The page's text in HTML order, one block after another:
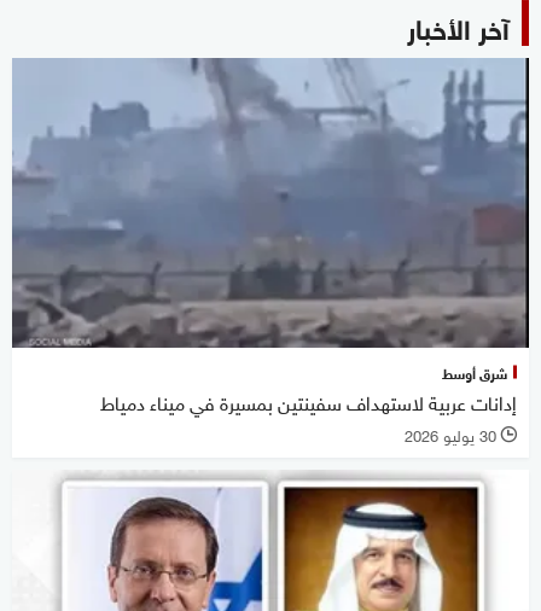
آخر الأخبار
شرق أوسط
إدانات عربية لاستهداف سفينتين بمسيرة في ميناء دمياط
l 30 يوليو 2026